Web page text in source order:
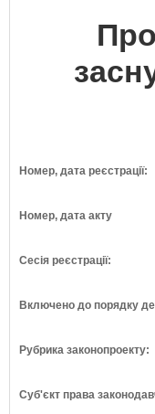
Номер, дата реєстрації:
Номер, дата акту
Сесія реєстрації:
Включено до порядку
Рубрика законопроекту:
Суб'єкт права